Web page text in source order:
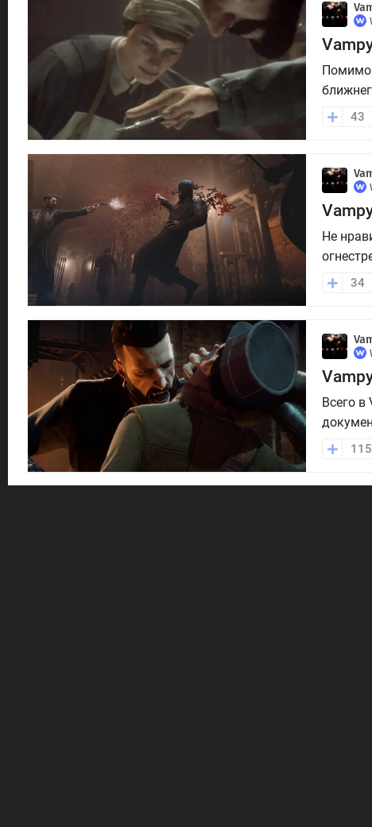
Помимо
43
Не
34
Всего
мире.115